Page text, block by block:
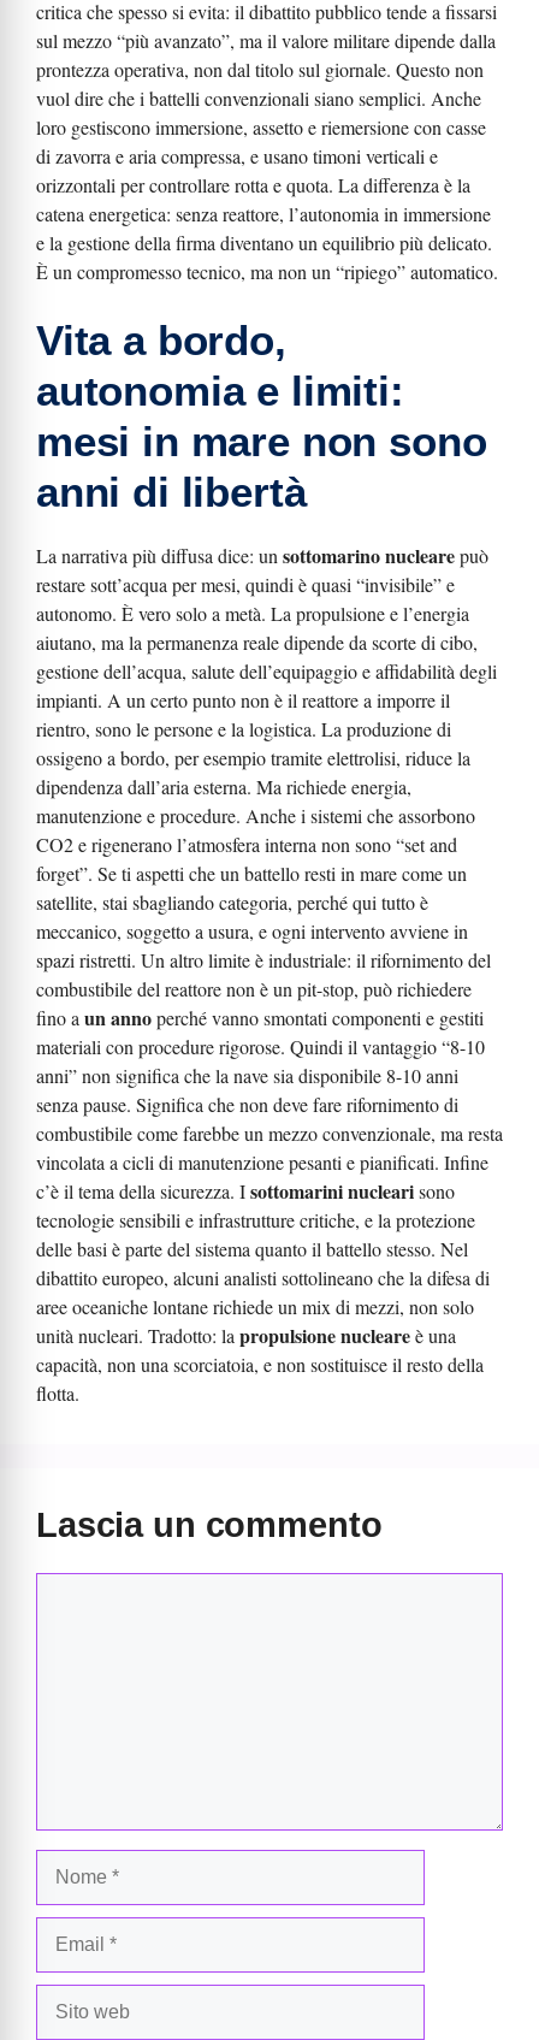
critica che spesso si evita: il dibattito pubblico tende a fissarsi
sul mezzo “più avanzato”, ma il valore militare dipende dalla
prontezza operativa, non dal titolo sul giornale. Questo non
vuol dire che i battelli convenzionali siano semplici. Anche
loro gestiscono immersione, assetto e riemersione con casse
di zavorra e aria compressa, e usano timoni verticali e
orizzontali per controllare rotta e quota. La differenza è la
catena energetica: senza reattore, l’autonomia in immersione
e la gestione della firma diventano un equilibrio più delicato.
È un compromesso tecnico, ma non un “ripiego” automatico.
Vita a bordo,
autonomia e limiti:
mesi in mare non sono
anni di libertà
La narrativa più diffusa dice: un sottomarino nuclearepuò
restare sott’acqua per mesi, quindi è quasi “invisibile” e
autonomo. È vero solo a metà. La propulsione e l’energia
aiutano, ma la permanenza reale dipende da scorte di cibo,
gestione dell’acqua, salute dell’equipaggio e affidabilità degli
impianti. A un certo punto non è il reattore a imporre il
rientro, sono le persone e la logistica. La produzione di
ossigeno a bordo, per esempio tramite elettrolisi, riduce la
dipendenza dall’aria esterna. Ma richiede energia,
manutenzione e procedure. Anche i sistemi che assorbono
CO2 e rigenerano l’atmosfera interna non sono “set and
forget”. Se ti aspetti che un battello resti in mare come un
satellite, stai sbagliando categoria, perché qui tutto è
meccanico, soggetto a usura, e ogni intervento avviene in
spazi ristretti. Un altro limite è industriale: il rifornimento del
combustibile del reattore non è un pit-stop, può richiedere
fino a un annoperché vanno smontati componenti e gestiti
materiali con procedure rigorose. Quindi il vantaggio “8-10
anni” non significa che la nave sia disponibile 8-10 anni
senza pause. Significa che non deve fare rifornimento di
combustibile come farebbe un mezzo convenzionale, ma resta
vincolata a cicli di manutenzione pesanti e pianificati. Infine
c’è il tema della sicurezza. Isottomarini nuclearisono
tecnologie sensibili e infrastrutture critiche, e la protezione
delle basi è parte del sistema quanto il battello stesso. Nel
dibattito europeo, alcuni analisti sottolineano che la difesa di
aree oceaniche lontane richiede un mix di mezzi, non solo
unità nucleari. Tradotto: la propulsione nucleareè una
capacità, non una scorciatoia, e non sostituisce il resto della
flotta.
Lascia un commento
web